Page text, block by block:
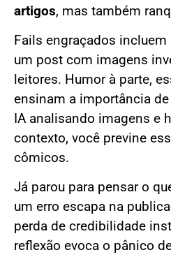
artigos, mas também
Fails engraçados
um post com imagens
leitores. Humor à parte,
ensinam a importância
IA analisando imagens e
contexto, você previne
cômicos.
Já parou para pensar o
um erro escapa na
perda de credibilidade
reflexão evoca o pânico